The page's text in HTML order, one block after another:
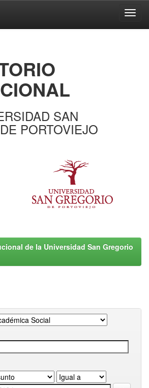
SAN
PORTOVIEJO
de la Universidad San Gregorio